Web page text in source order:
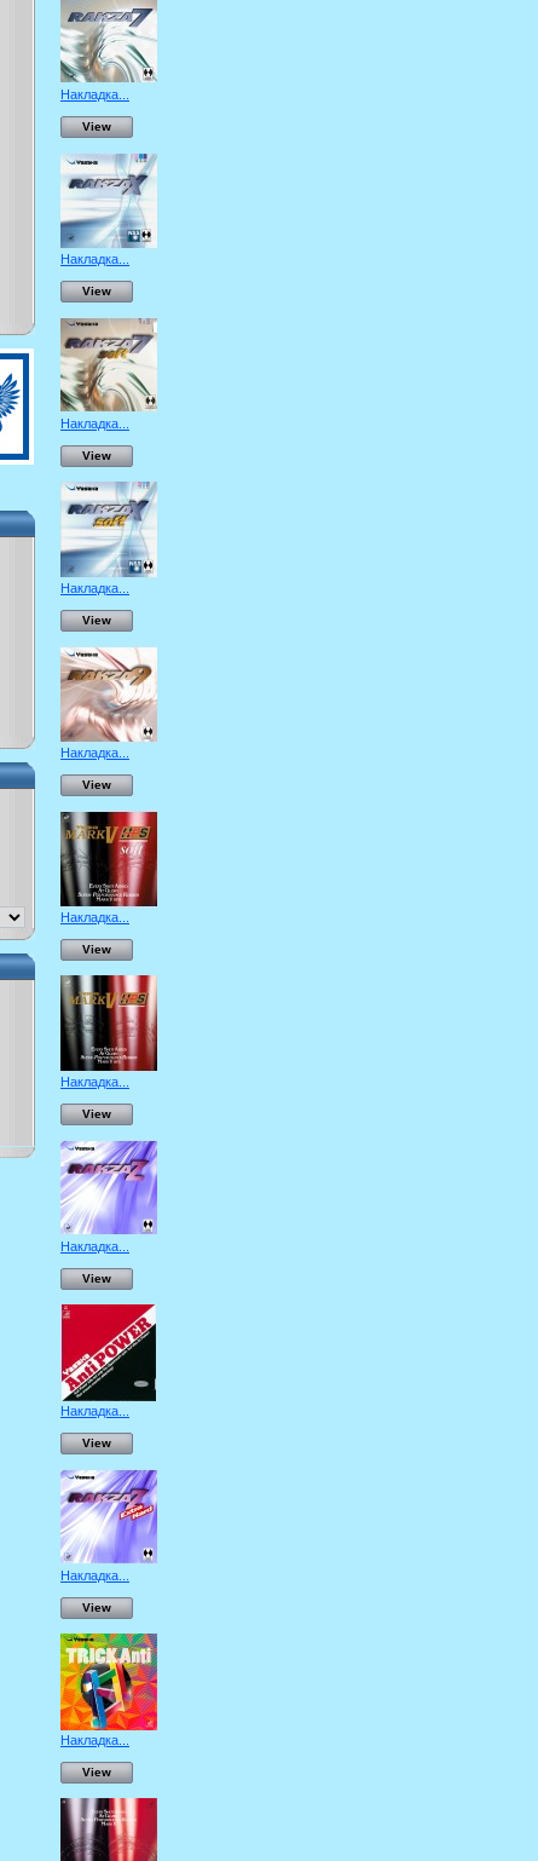
Накладка...
View
Накладка...
View
Накладка...
View
Накладка...
View
Накладка...
View
Накладка...
View
Накладка...
View
Накладка...
View
Накладка...
View
Накладка...
View
Накладка...
View